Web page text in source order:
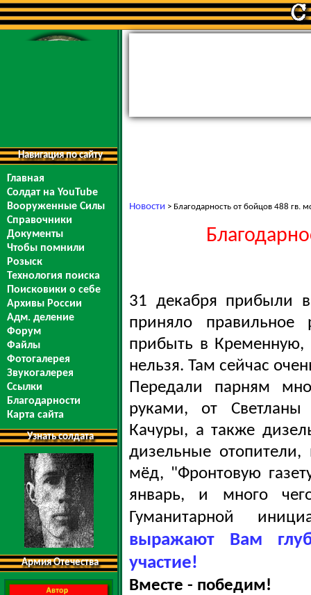
Навигация по сайту
Главная
Солдат на YouTube
Вооруженные Силы
Справочники
Документы
Чтобы помнили
Розыск
Технология поиска
Поисковики о себе
Архивы России
Адм. деление
Форум
Файлы
Фотогалерея
Звукогалерея
Ссылки
Благодарности
Карта сайта
Узнать солдата
Армия Отечества
Новости > Благодарность от бойцов 488 гв.
31 декабря прибыли
приняло
прибыть в Кременную,
нельзя. Там сейчас
Передали парням
руками, от
Качуры, а также
дизельные отопители,
мёд, "Фронтовую
январь, и много
Гуманитарной
выражают Вам
участие!
Вместе - победим!